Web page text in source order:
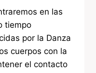
en las
tiempo
por la Danza
cuerpos con la
el contacto